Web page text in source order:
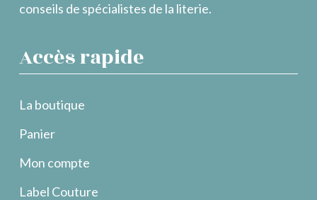
conseils de spécialistes de la literie.
Accès rapide
La boutique
Panier
Mon compte
Label Couture